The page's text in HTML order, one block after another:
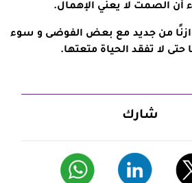
أن الصمت لا يعني الإهمال.
من جديد مع بعض الفوضى و سوء
حتى لا تفقد الحياة متعتها.
شارك